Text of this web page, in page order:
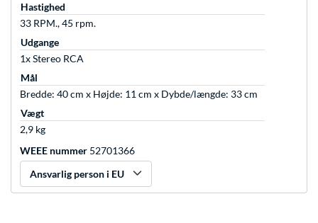
Hastighed
33 RPM., 45 rpm.
Udgange
1x Stereo RCA
Mål
Bredde: 40 cm x Højde: 11 cm x Dybde/længde: 33 cm
Vægt
2,9 kg
WEEE nummer 52701366
Ansvarlig person i EU